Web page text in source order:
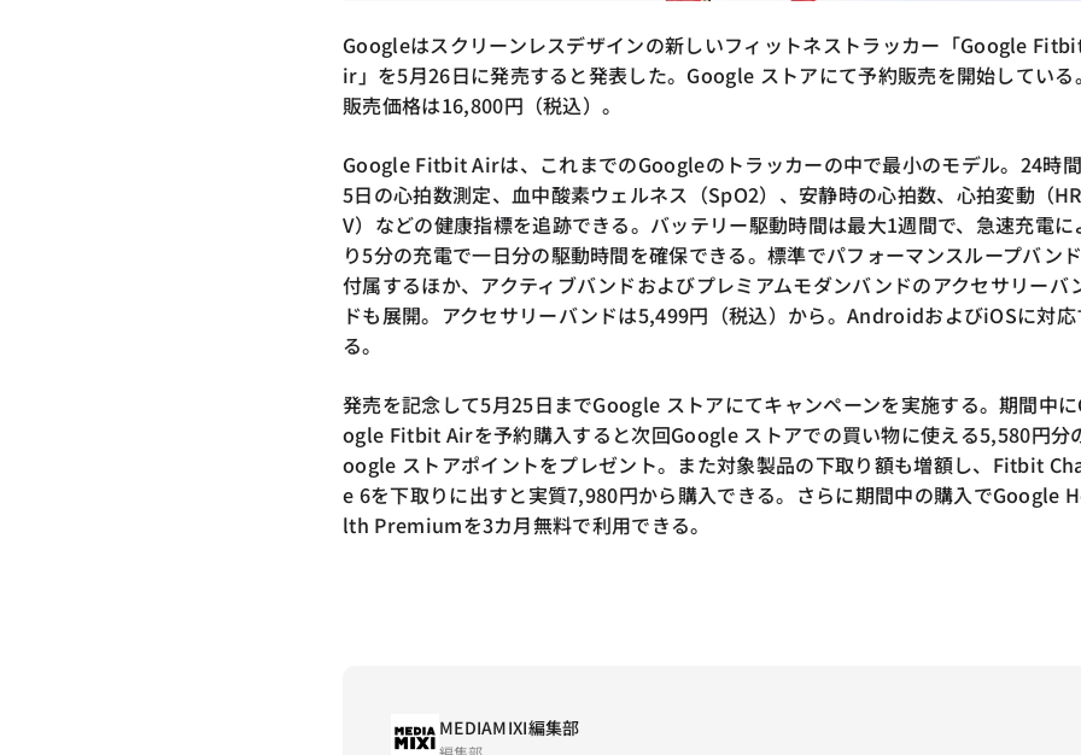
Googleはスクリーンレスデザインの新しいフィットネストラッカー「Google
ir」を5月26日に発売すると発表した。Google ストアにて予約販売を開始している
販売価格は16,800円（税込）。
Google Fitbit Airは、これまでのGoogleのトラッカーの中で最小のモデル。24時
5日の心拍数測定、血中酸素ウェルネス（SpO2）、安静時の心拍数、心拍変動（
V）などの健康指標を追跡できる。バッテリー駆動時間は最大1週間で、急速充電に
り5分の充電で一日分の駆動時間を確保できる。標準でパフォーマンスループバン
付属するほか、アクティブバンドおよびプレミアムモダンバンドのアクセサリーバ
ドも展開。アクセサリーバンドは5,499円（税込）から。AndroidおよびiOSに対
る。
発売を記念して5月25日までGoogle ストアにてキャンペーンを実施する。期間中
ogle Fitbit Airを予約購入すると次回Google ストアでの買い物に使える5,580円分
oogle ストアポイントをプレゼント。また対象製品の下取り額も増額し、Fitbit
e 6を下取りに出すと実質7,980円から購入できる。さらに期間中の購入でGoogle
lth Premiumを3カ月無料で利用できる。
MEDIAMIXI編集部